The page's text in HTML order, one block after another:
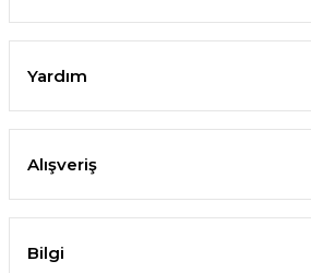
Yardım
Alışveriş
Bilgi